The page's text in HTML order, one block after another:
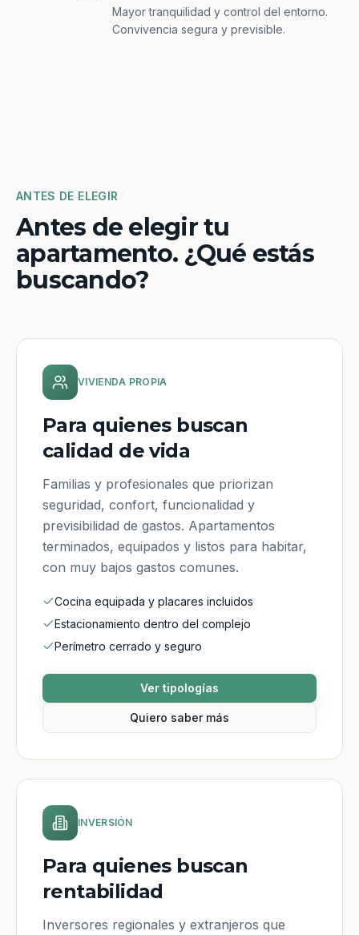
Mayor tranquilidad y control del entorno.
Convivencia segura y previsible.
ANTES DE ELEGIR
Antes de elegir tu
apartamento. ¿Qué estás
buscando?
VIVIENDA PROPIA
Para quienes buscan
calidad de vida
Familias y profesionales que priorizan
seguridad, confort, funcionalidad y
previsibilidad de gastos. Apartamentos
terminados, equipados y listos para habitar,
con muy bajos gastos comunes.
Cocina equipada y placares incluidos
Estacionamiento dentro del complejo
Perímetro cerrado y seguro
Ver tipologías
Quiero saber más
INVERSIÓN
Para quienes buscan
rentabilidad
Inversores regionales y extranjeros que